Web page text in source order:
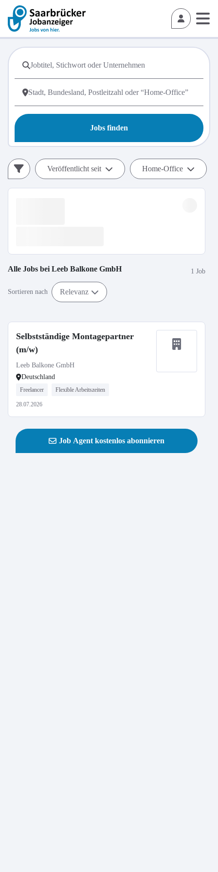
Jobs finden
Veröffentlicht seit Home-Office
Alle Jobs bei Leeb Balkone GmbH 1 Job
Sortieren nach Relevanz
Selbstständige Montagepartner
(m/w)
Leeb Balkone GmbH
Deutschland
Freelancer Flexible Arbeitszeiten
28.07.2026
Job Agent kostenlos abonnieren